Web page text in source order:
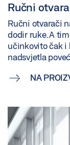
Ručni
Ručni otvarači
dodir ruke. A
učinkovito čak i
nadsvjetla
NA